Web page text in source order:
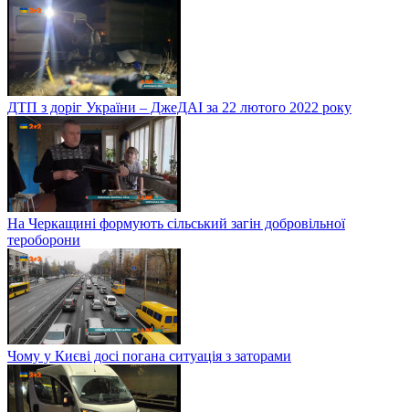
ДТП з доріг України – ДжеДАІ за 22 лютого 2022 року
На Черкащині формують сільський загін добровільної
тероборони
Чому у Києві досі погана ситуація з заторами